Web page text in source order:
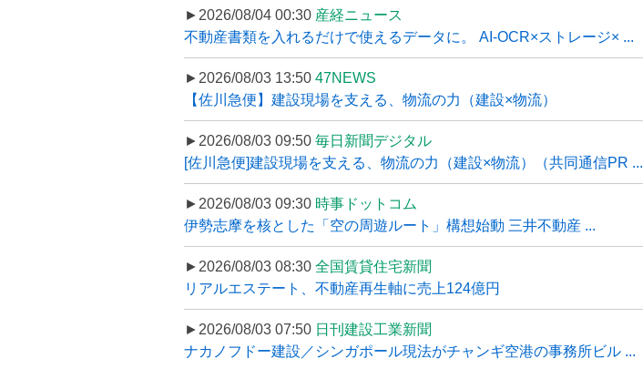
►2026/08/04 00:30 産経ニュース
不動産書類を入れるだけで使えるデータに。 AI-OCR×ストレージ× ...
►2026/08/03 13:50 47NEWS
【佐川急便】建設現場を支える、物流の力（建設×物流）
►2026/08/03 09:50 毎日新聞デジタル
[佐川急便]建設現場を支える、物流の力（建設×物流）（共同通信PR ...
►2026/08/03 09:30 時事ドットコム
伊勢志摩を核とした「空の周遊ルート」構想始動 三井不動産 ...
►2026/08/03 08:30 全国賃貸住宅新聞
リアルエステート、不動産再生軸に売上124億円
►2026/08/03 07:50 日刊建設工業新聞
ナカノフドー建設／シンガポール現法がチャンギ空港の事務所ビル ...